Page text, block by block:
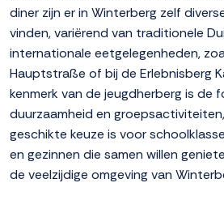
diner zijn er in Winterberg zelf
vinden, variërend van traditionele
internationale eetgelegenheden,
Hauptstraße of bij de Erlebnisberg
kenmerk van de jeugdherberg is de
duurzaamheid en
geschikte keuze is voor
en gezinnen die samen willen
de veelzijdige omgeving van